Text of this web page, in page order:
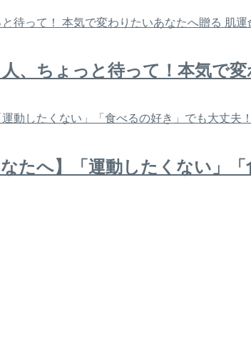
、ちょっと待って！本気で
なたへ】「運動したくない」